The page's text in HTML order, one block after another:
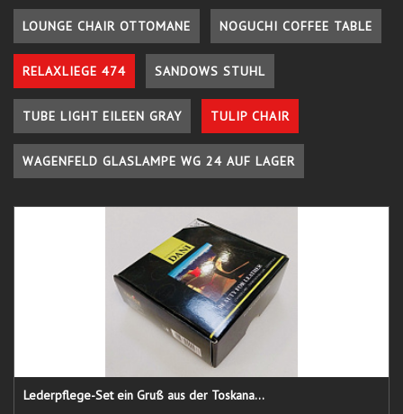
LOUNGE CHAIR OTTOMANE NOGUCHI COFFEE TABLE
RELAXLIEGE 474 SANDOWS STUHL
TUBE LIGHT EILEEN GRAY TULIP CHAIR
WAGENFELD GLASLAMPE WG 24 AUF LAGER
Lederpflege-Set ein Gruß aus der Toskana...